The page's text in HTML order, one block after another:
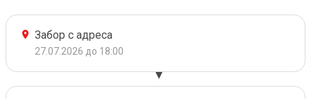
Забор с адреса
27.07.2026 до 18:00